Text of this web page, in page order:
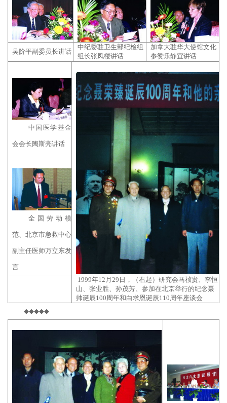
吴阶平副委员长讲话
中纪委驻卫生部纪检组
组长张凤楼讲话
加拿大驻华大使馆文化
参赞乐静宜讲话
中国医学基金
会会长陶斯亮讲话
全国劳动模
范、北京市急救中心
副主任医师万立东发
言
1999年12月29日，（右起）研究会马祯贵、李恒
山、张业胜、孙茂芳、参加在北京举行的纪念聂
帅诞辰100周年和白求恩诞辰110周年座谈会
◆◆◆◆◆